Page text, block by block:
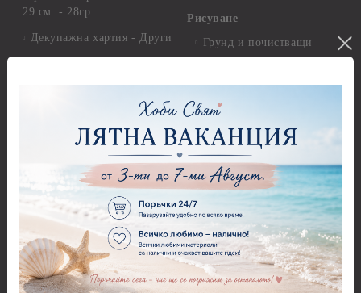
29.см. - 28гр.
Декупажна хартия - Други
Грунд, Основи, Релефни
Варак, Шлак метал, Фолио,
Лакове и защитни покрития
Лепила
Краклета и медиуми
Шаблони
Рисуване
Грунд и почистващи
разтвори
Платна за рисуване
Стативи и поставки
Четки и инструменти
Моливи, акварелни
комплекти
Свещи
Салфетки
Салфетки - Великден
Салфетки - Детски